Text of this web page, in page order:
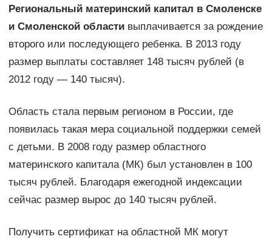
Региональный материнский капитал в Смоленске
и Смоленской областивыплачивается за рождение
второго или последующего ребенка. В 2013 году
размер выплаты составляет 148 тысяч рублей (в
2012 году — 140 тысяч).
Область стала первым регионом в России, где
появилась такая мера социальной поддержки семей
с детьми. В 2008 году размер областного
материнского капитала (МК) был установлен в 100
тысяч рублей. Благодаря ежегодной индексации
сейчас размер вырос до 140 тысяч рублей.
Получить сертификат на областной МК могут